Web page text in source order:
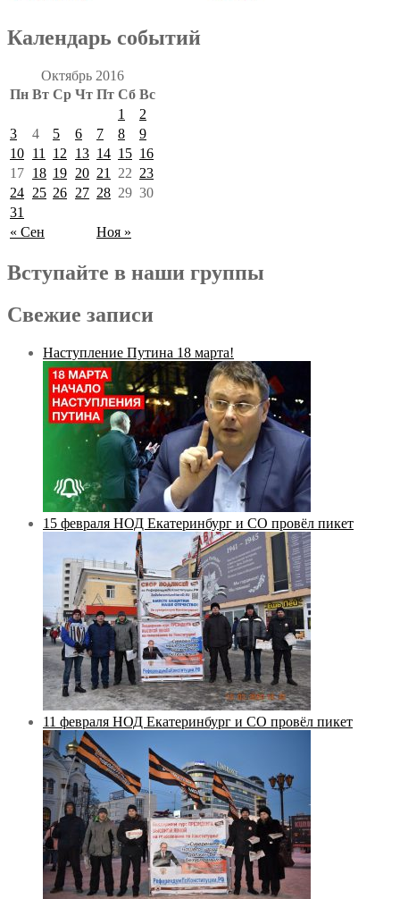
Календарь событий
Октябрь 2016
Пн Вт Ср Чт Пт Сб Вс
« Сен Ноя »
1
2
3
4 5 6 7 8
9
10 11 12 13 14 15 16
17 18 19 20 21 22 23
24 25 26 27 28 29 30
31
Вступайте в наши группы
Свежие записи
Наступление Путина 18 марта!
15 февраля НОД Екатеринбург и СО провёл пикет
11 февраля НОД Екатеринбург и СО провёл пикет